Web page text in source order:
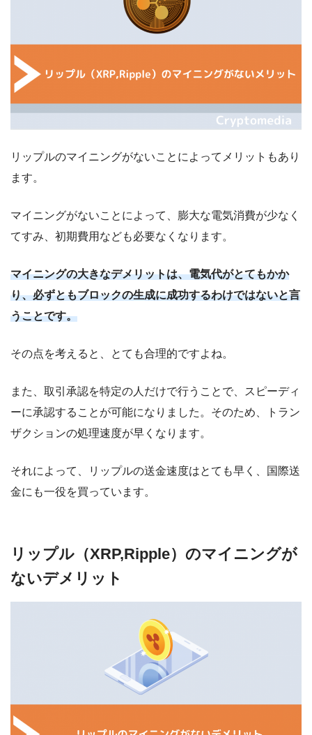
リップルのマイニングがないことによってメリットもあり
ます。
マイニングがないことによって、膨大な電気消費が少なく
てすみ、初期費用なども必要なくなります。
マイニングの大きなデメリットは、電気代がとてもかか
り、必ずともブロックの生成に成功するわけではないと言
うことです。
その点を考えると、とても合理的ですよね。
また、取引承認を特定の人だけで行うことで、スピーディ
ーに承認することが可能になりました。そのため、トラン
ザクションの処理速度が早くなります。
それによって、リップルの送金速度はとても早く、国際送
金にも一役を買っています。
リップル（XRP,Ripple）のマイニングが
ないデメリット